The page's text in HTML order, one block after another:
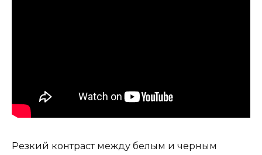
Резкий контраст между белым и черным